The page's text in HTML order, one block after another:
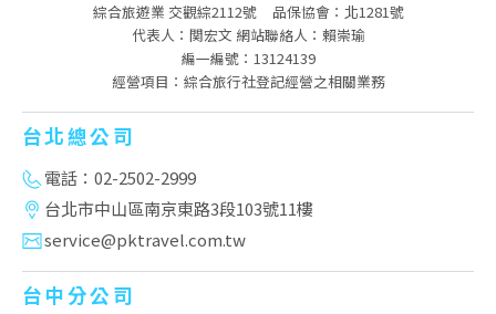
綜合旅遊業 交觀綜2112號
品保協會：北1281號
代表人：関宏文 網站聯絡人：賴崇瑜
編一編號：13124139
經營項目：綜合旅行社登記經營之相關業務
台北總公司
電話：02-2502-2999
台北市中山區南京東路3段103號11樓
service@pktravel.com.tw
台中分公司